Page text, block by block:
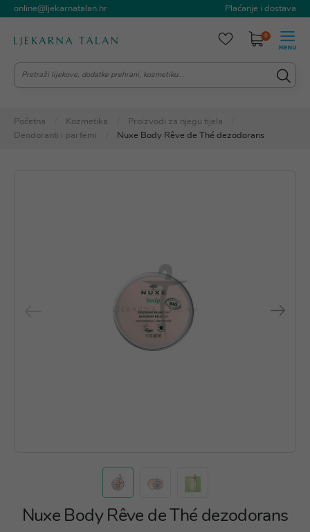
online@ljekarnatalan.hr Plaćanje i dostava
0
Početna Kozmetika
Proizvodi za njegu tijela
Deodoranti i parfemi
Nuxe Body Rêve de Thé dezodorans
Nuxe Body Rêve de Thé dezodorans